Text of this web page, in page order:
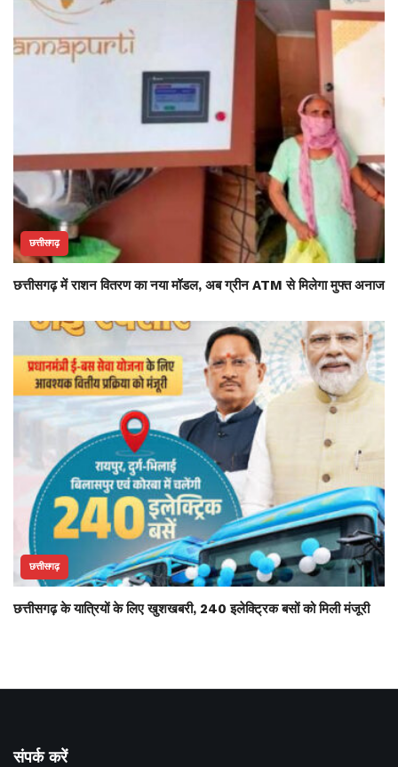
छत्तीसगढ़
छत्तीसगढ़ में राशन वितरण का नया मॉडल, अब ग्रीन ATM से मिलेगा मुफ्त अनाज
छत्तीसगढ़
छत्तीसगढ़ के यात्रियों के लिए खुशखबरी, 240 इलेक्ट्रिक बसों को मिली मंजूरी
संपर्क करें